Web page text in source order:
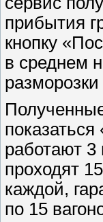
прибытия
кнопку
в среднем
работают 3
проходят
каждой,
по 15